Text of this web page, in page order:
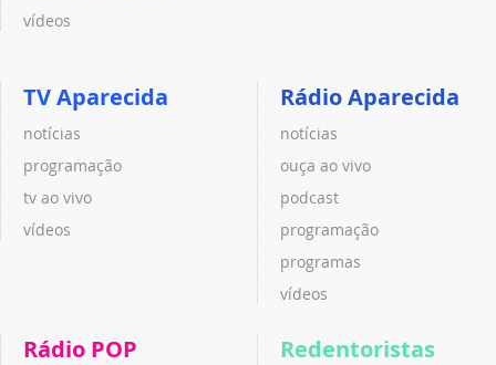
vídeos
TV Aparecida
notícias
programação
tv ao vivo
vídeos
Rádio Aparecida
notícias
ouça ao vivo
podcast
programação
programas
vídeos
Rádio POP Redentoristas